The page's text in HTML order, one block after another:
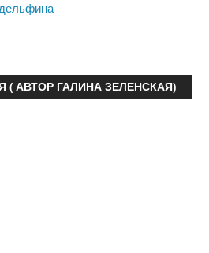
АВТОР ГАЛИНА ЗЕЛЕНСКАЯ)